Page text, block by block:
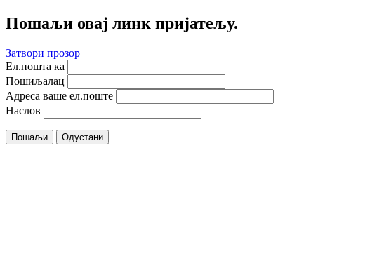
Пошаљи овај линк пријатељу.
Затвори прозор
Ел.пошта ка
Пошиљалац
Адреса ваше ел.поште
Наслов
Пошаљи Одустани